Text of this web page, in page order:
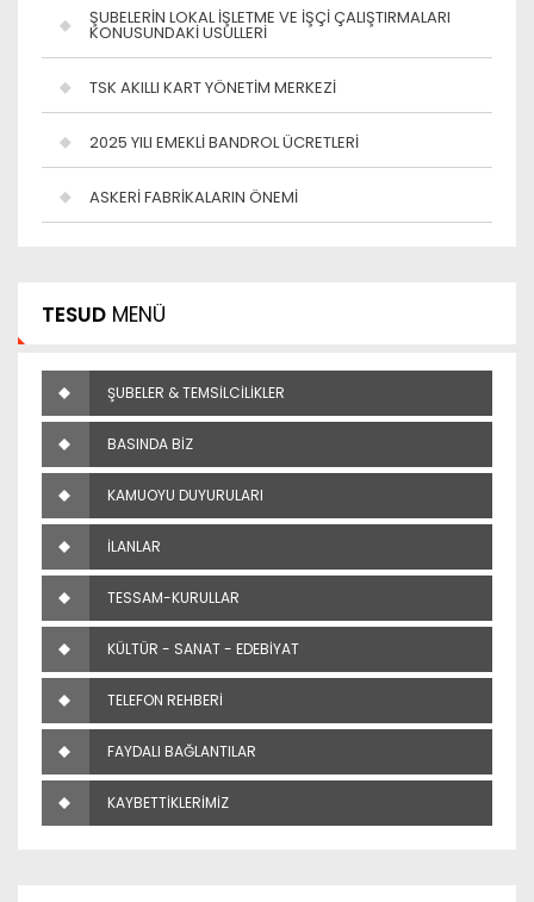
ŞUBELERİN LOKAL İŞLETME VE İŞÇİ ÇALIŞTIRMALARI
KONUSUNDAKİ USULLERİ
TSK AKILLI KART YÖNETİM MERKEZİ
2025 YILI EMEKLİ BANDROL ÜCRETLERİ
ASKERİ FABRİKALARIN ÖNEMİ
TESUD MENÜ
ŞUBELER & TEMSİLCİLİKLER
BASINDA BİZ
KAMUOYU DUYURULARI
İLANLAR
TESSAM-KURULLAR
KÜLTÜR - SANAT - EDEBİYAT
TELEFON REHBERİ
FAYDALI BAĞLANTILAR
KAYBETTİKLERİMİZ